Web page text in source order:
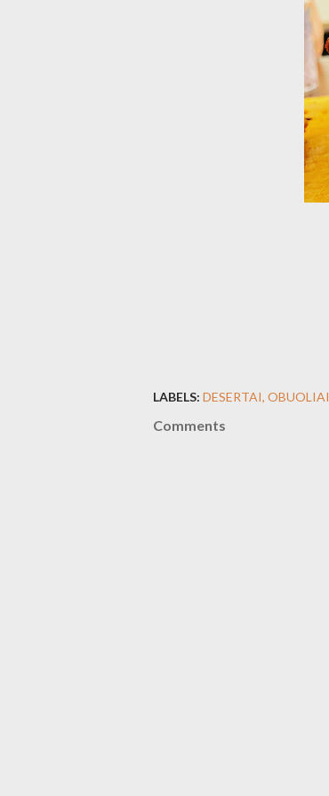
LABELS: DESERTAI OBUOLIAI
Comments